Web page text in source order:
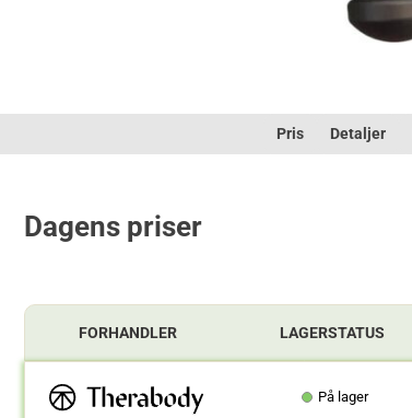
Pris Detaljer
Dagens priser
FORHANDLER LAGERSTATUS
På lager